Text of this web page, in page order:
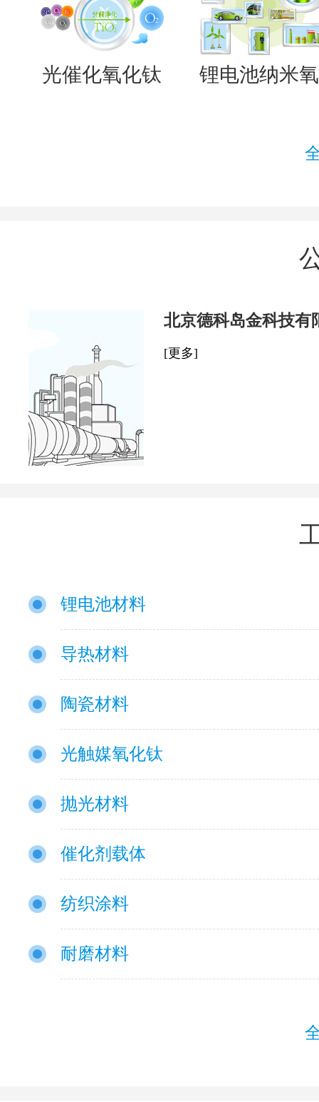
光催化氧化钛 锂电池纳米
北京德科岛金科技有
[更多]
锂电池材料
导热材料
陶瓷材料
光触媒氧化钛
抛光材料
催化剂载体
纺织涂料
耐磨材料